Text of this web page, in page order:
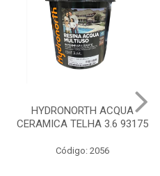
HYDRONORTH ACQUA
CERAMICA TELHA 3.6 93175
Código: 2056